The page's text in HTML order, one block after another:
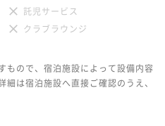
託児サービス
クラブラウンジ
もので、宿泊施設によって設備内容
は宿泊施設へ直接ご確認のうえ、